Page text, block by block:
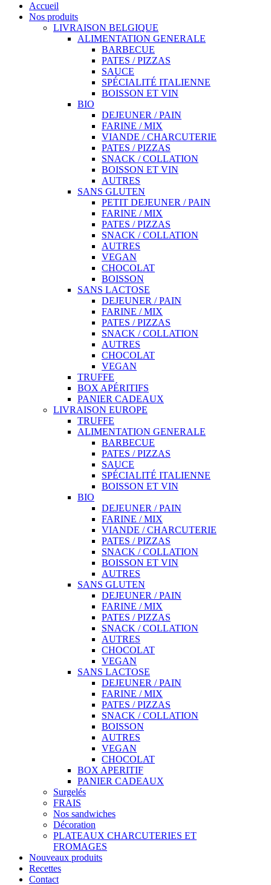
Accueil
Nos produits
LIVRAISON BELGIQUE
ALIMENTATION GENERALE
BARBECUE
PATES / PIZZAS
SAUCE
SPÉCIALITÉ ITALIENNE
BOISSON ET VIN
BIO
DEJEUNER / PAIN
FARINE / MIX
VIANDE / CHARCUTERIE
PATES / PIZZAS
SNACK / COLLATION
BOISSON ET VIN
AUTRES
SANS GLUTEN
PETIT DEJEUNER / PAIN
FARINE / MIX
PATES / PIZZAS
SNACK / COLLATION
AUTRES
VEGAN
CHOCOLAT
BOISSON
SANS LACTOSE
DEJEUNER / PAIN
FARINE / MIX
PATES / PIZZAS
SNACK / COLLATION
AUTRES
CHOCOLAT
VEGAN
TRUFFE
BOX APÉRITIFS
PANIER CADEAUX
LIVRAISON EUROPE
TRUFFE
ALIMENTATION GENERALE
BARBECUE
PATES / PIZZAS
SAUCE
SPÉCIALITÉ ITALIENNE
BOISSON ET VIN
BIO
DEJEUNER / PAIN
FARINE / MIX
VIANDE / CHARCUTERIE
PATES / PIZZAS
SNACK / COLLATION
BOISSON ET VIN
AUTRES
SANS GLUTEN
DEJEUNER / PAIN
FARINE / MIX
PATES / PIZZAS
SNACK / COLLATION
AUTRES
CHOCOLAT
VEGAN
SANS LACTOSE
DEJEUNER / PAIN
FARINE / MIX
PATES / PIZZAS
SNACK / COLLATION
BOISSON
AUTRES
VEGAN
CHOCOLAT
BOX APERITIF
PANIER CADEAUX
Surgelés
FRAIS
Nos sandwiches
Décoration
PLATEAUX CHARCUTERIES ET
FROMAGES
Nouveaux produits
Recettes
Contact